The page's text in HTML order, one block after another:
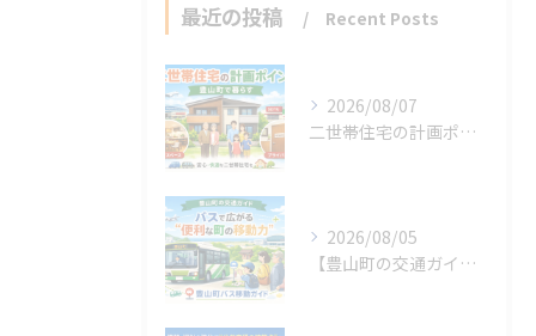
最近の投稿 Recent Posts
2026/08/07
二世帯住宅の計画ポイント【豊山町】
2026/08/05
【豊山町の交通ガイド】バスで広がる“便利な町の移動力”